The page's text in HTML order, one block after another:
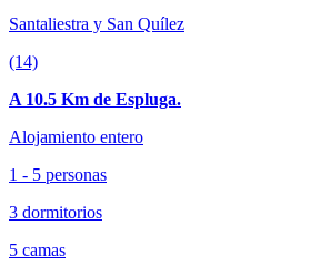
Santaliestra y San Quílez
(14)
A 10.5 Km de Espluga.
Alojamiento entero
1 - 5 personas
3 dormitorios
5 camas